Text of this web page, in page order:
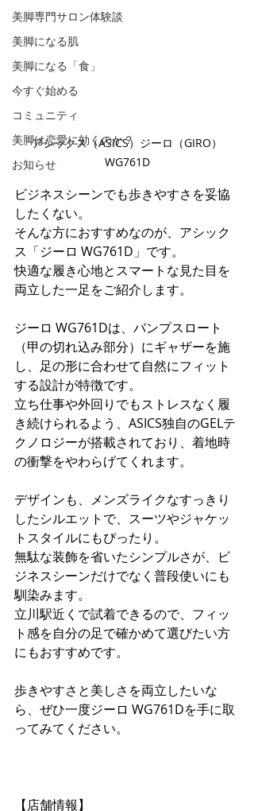
美脚専門サロン体験談
美脚になる肌
美脚になる「食」
今すぐ始める
コミュニティ
美脚は恋愛に効くのか？
お知らせ
アシックス（ASICS）ジーロ（GIRO）
WG761D
ビジネスシーンでも歩きやすさを妥協
したくない。
そんな方におすすめなのが、アシック
ス「ジーロ WG761D」です。
快適な履き心地とスマートな見た目を
両立した一足をご紹介します。
ジーロ WG761Dは、バンプスロート
（甲の切れ込み部分）にギャザーを施
し、足の形に合わせて自然にフィット
する設計が特徴です。
立ち仕事や外回りでもストレスなく履
き続けられるよう、ASICS独自のGELテ
クノロジーが搭載されており、着地時
の衝撃をやわらげてくれます。
デザインも、メンズライクなすっきり
したシルエットで、スーツやジャケッ
トスタイルにもぴったり。
無駄な装飾を省いたシンプルさが、ビ
ジネスシーンだけでなく普段使いにも
馴染みます。
立川駅近くで試着できるので、フィッ
ト感を自分の足で確かめて選びたい方
にもおすすめです。
歩きやすさと美しさを両立したいな
ら、ぜひ一度ジーロ WG761Dを手に取
ってみてください。
【店舗情報】